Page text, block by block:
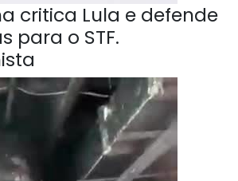
critica Lula e defende
para o STF.